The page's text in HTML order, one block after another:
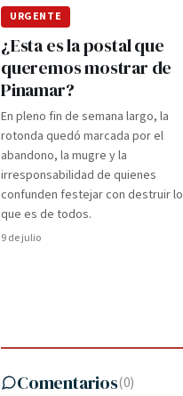
URGENTE
¿Esta es la postal que
queremos mostrar de
Pinamar?
En pleno fin de semana largo, la
rotonda quedó marcada por el
abandono, la mugre y la
irresponsabilidad de quienes
confunden festejar con destruir lo
que es de todos.
9 de julio
Comentarios(0)